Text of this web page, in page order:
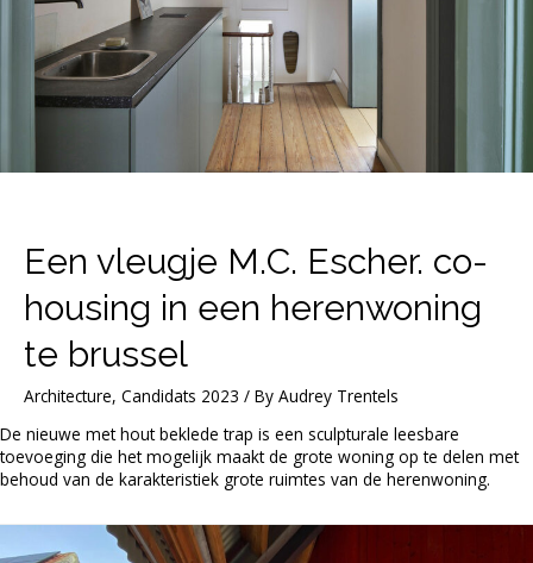
Een vleugje M.C. Escher. co-
housing in een herenwoning
te brussel
Architecture, Candidats 2023 / By Audrey Trentels
De nieuwe met hout beklede trap is een sculpturale leesbare
toevoeging die het mogelijk maakt de grote woning op te delen met
behoud van de karakteristiek grote ruimtes van de herenwoning.